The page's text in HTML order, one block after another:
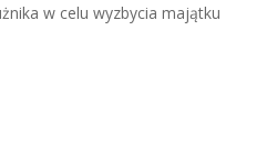
w celu wyzbycia majątku